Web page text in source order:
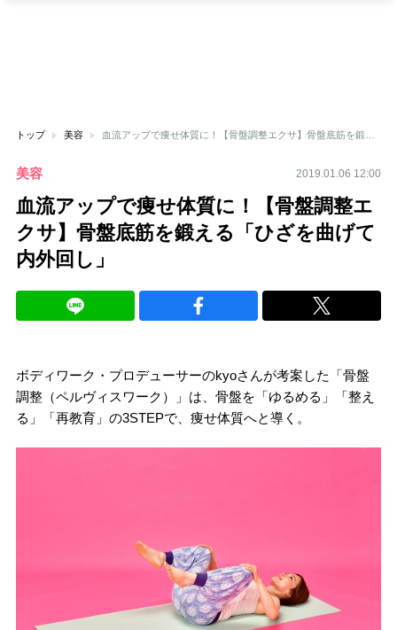
トップ 美容
美容 2019.01.06 12:00
血流アップで痩せ体質に！【骨盤調整エ
クサ】骨盤底筋を鍛える「ひざを曲げて
内外回し」
ボディワーク・プロデューサーのkyoさんが考案した「骨盤
調整（ペルヴィスワーク）」は、骨盤を「ゆるめる」「整え
る」「再教育」の3STEPで、痩せ体質へと導く。